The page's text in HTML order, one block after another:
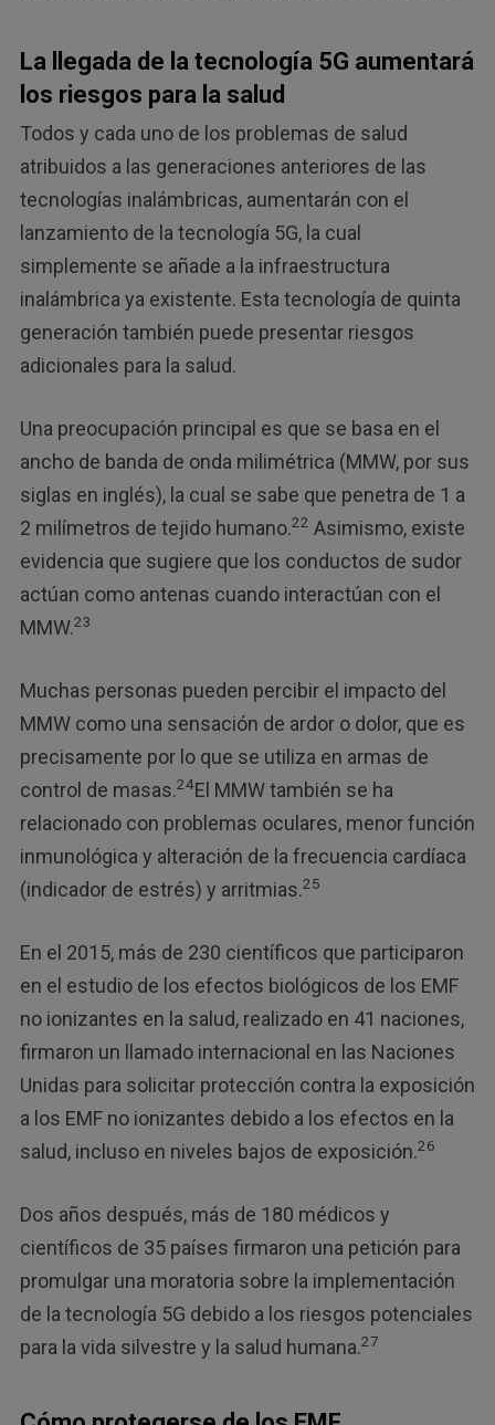
La llegada de la tecnología 5G aumentará
los riesgos para la salud
Todos y cada uno de los problemas de salud
atribuidos a las generaciones anteriores de las
tecnologías inalámbricas, aumentarán con el
lanzamiento de la tecnología 5G, la cual
simplemente se añade a la infraestructura
inalámbrica ya existente. Esta tecnología de quinta
generación también puede presentar riesgos
adicionales para la salud.
Una preocupación principal es que se basa en el
ancho de banda de onda milimétrica (MMW, por sus
siglas en inglés), la cual se sabe que penetra de 1 a
2 milímetros de tejido humano.22 Asimismo, existe
evidencia que sugiere que los conductos de sudor
actúan como antenas cuando interactúan con el
MMW.23
Muchas personas pueden percibir el impacto del
MMW como una sensación de ardor o dolor, que es
precisamente por lo que se utiliza en armas de
control de masas.24El MMW también se ha
relacionado con problemas oculares, menor función
inmunológica y alteración de la frecuencia cardíaca
(indicador de estrés) y arritmias.25
En el 2015, más de 230 científicos que participaron
en el estudio de los efectos biológicos de los EMF
no ionizantes en la salud, realizado en 41 naciones,
firmaron un llamado internacional en las Naciones
Unidas para solicitar protección contra la exposición
a los EMF no ionizantes debido a los efectos en la
salud, incluso en niveles bajos de exposición.26
Dos años después, más de 180 médicos y
científicos de 35 países firmaron una petición para
promulgar una moratoria sobre la implementación
de la tecnología 5G debido a los riesgos potenciales
para la vida silvestre y la salud humana.27